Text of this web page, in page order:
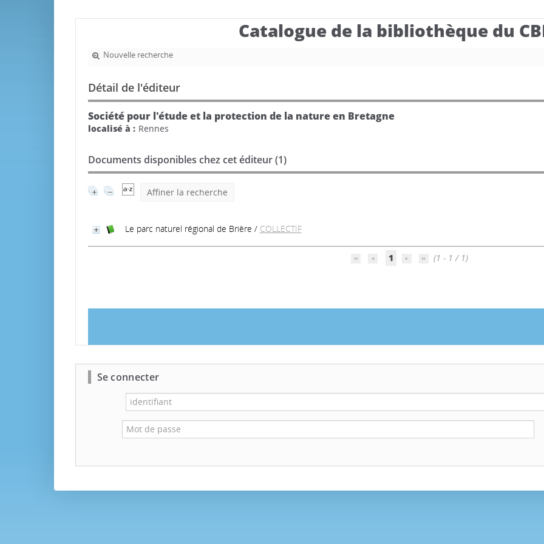
Catalogue de la bibliothèque du
Nouvelle recherche
Détail de l'éditeur
Société pour l'étude et la protection de la nature en Bretagne
localisé à : Rennes
Documents disponibles chez cet éditeur (1)
Affiner la recherche
Le parc naturel régional de Brière / COLLECTIF
1 (1 - 1 / 1)
Se connecter